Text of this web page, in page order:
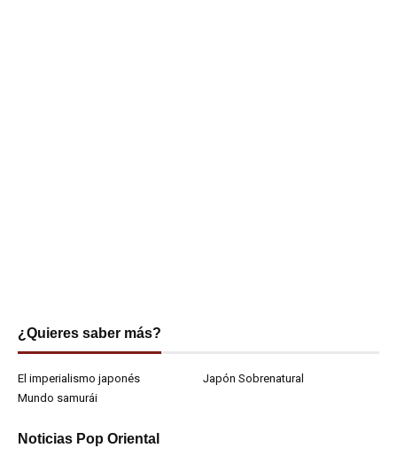
¿Quieres saber más?
El imperialismo japonés
Japón Sobrenatural
Mundo samurái
Noticias Pop Oriental